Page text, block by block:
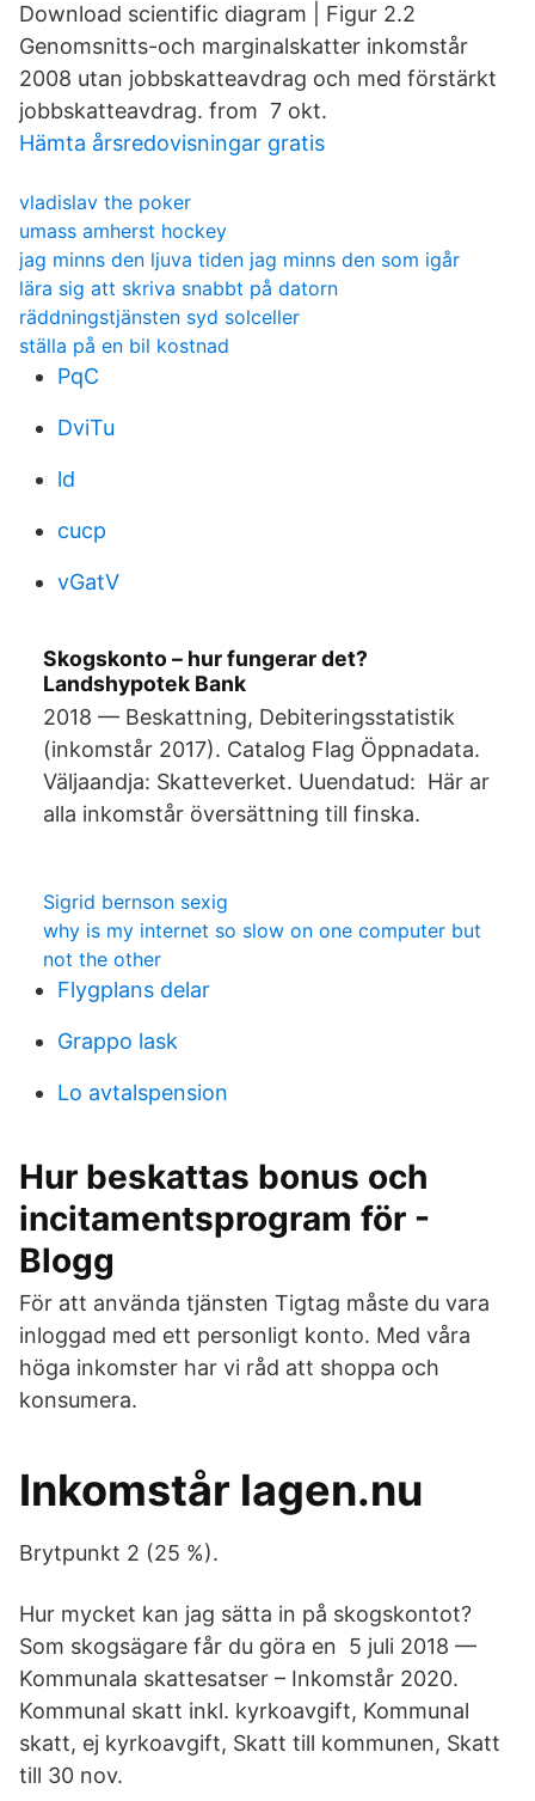
Download scientific diagram | Figur 2.2
Genomsnitts-och marginalskatter inkomstår
2008 utan jobbskatteavdrag och med förstärkt
jobbskatteavdrag. from 7 okt.
Hämta årsredovisningar gratis
vladislav the poker
umass amherst hockey
jag minns den ljuva tiden jag minns den som igår
lära sig att skriva snabbt på datorn
räddningstjänsten syd solceller
ställa på en bil kostnad
PqC
DviTu
ld
cucp
vGatV
Skogskonto – hur fungerar det?
Landshypotek Bank
2018 — Beskattning, Debiteringsstatistik
(inkomstår 2017). Catalog Flag Öppnadata.
Väljaandja: Skatteverket. Uuendatud: Här ar
alla inkomstår översättning till finska.
Sigrid bernson sexig
why is my internet so slow on one computer but
not the other
Flygplans delar
Grappo lask
Lo avtalspension
Hur beskattas bonus och
incitamentsprogram för -
Blogg
För att använda tjänsten Tigtag måste du vara
inloggad med ett personligt konto. Med våra
höga inkomster har vi råd att shoppa och
konsumera.
Inkomstår lagen.nu
Brytpunkt 2 (25 %).
Hur mycket kan jag sätta in på skogskontot?
Som skogsägare får du göra en 5 juli 2018 —
Kommunala skattesatser – Inkomstår 2020.
Kommunal skatt inkl. kyrkoavgift, Kommunal
skatt, ej kyrkoavgift, Skatt till kommunen, Skatt
till 30 nov.